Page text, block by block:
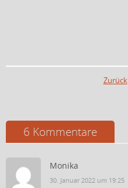
Zurück
6 Kommentare
Monika
30. Januar 2022 um 19:25